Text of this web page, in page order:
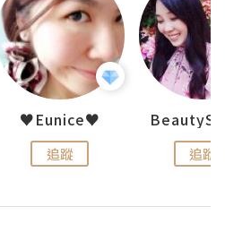
♥Eunice♥
追蹤 追蹤